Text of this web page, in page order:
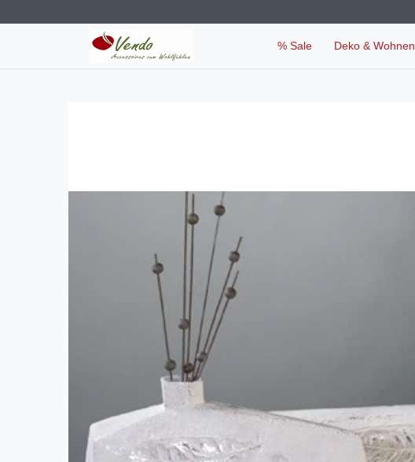
% Sale Deko & Wohnen